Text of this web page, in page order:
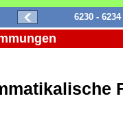
6230 -